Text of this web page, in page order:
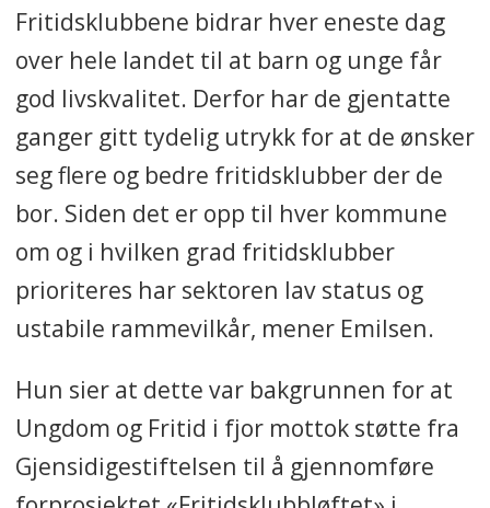
Fritidsklubbene bidrar hver eneste dag
over hele landet til at barn og unge får
god livskvalitet. Derfor har de gjentatte
ganger gitt tydelig utrykk for at de ønsker
seg flere og bedre fritidsklubber der de
bor. Siden det er opp til hver kommune
om og i hvilken grad fritidsklubber
prioriteres har sektoren lav status og
ustabile rammevilkår, mener Emilsen.
Hun sier at dette var bakgrunnen for at
Ungdom og Fritid i fjor mottok støtte fra
Gjensidigestiftelsen til å gjennomføre